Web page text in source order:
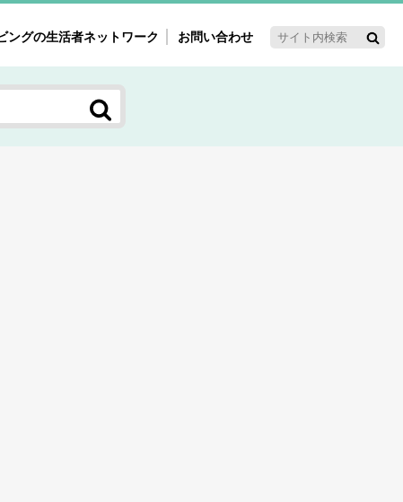
ゲット・重点テーマ
～60'ｓマーケット研究室
ングの生活者ネットワーク お問い合わせ